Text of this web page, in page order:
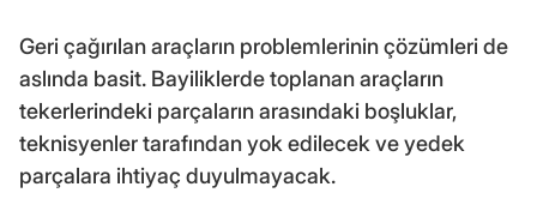
Geri çağırılan araçların problemlerinin çözümleri de
aslında basit. Bayiliklerde toplanan araçların
tekerlerindeki parçaların arasındaki boşluklar,
teknisyenler tarafından yok edilecek ve yedek
parçalara ihtiyaç duyulmayacak.